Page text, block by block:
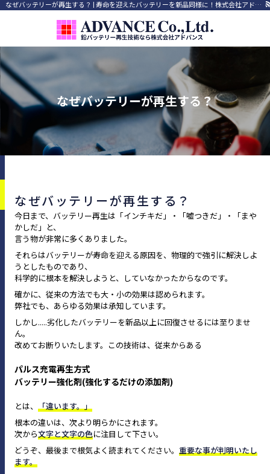
なぜバッテリーが再生する？ | 寿命を迎えたバッテリーを新品同様に！株式会社アドバンス
なぜバッテリーが再生する？
なぜバッテリーが再生する？
今日まで、バッテリー再生は「インチキだ」・「嘘つきだ」・「まや
かしだ」と、
言う物が非常に多くありました。
それらはバッテリーが寿命を迎える原因を、物理的で強引に解決しよ
うとしたものであり、
科学的に根本を解決しようと、していなかったからなのです。
確かに、従来の方法でも大・小の効果は認められます。
弊社でも、あらゆる効果は承知しています。
しかし.....劣化したバッテリーを新品以上に回復させるには至りませ
ん。
改めてお断りいたします。この技術は、従来からある
パルス充電再生方式
バッテリー強化剤(強化するだけの添加剤)
とは、 「違います。」
根本の違いは、次より明らかにされます。
次から文字と文字の色に注目して下さい。
どうぞ、最後まで根気よく読まれてください。 重要な事が判明いたし
ます。